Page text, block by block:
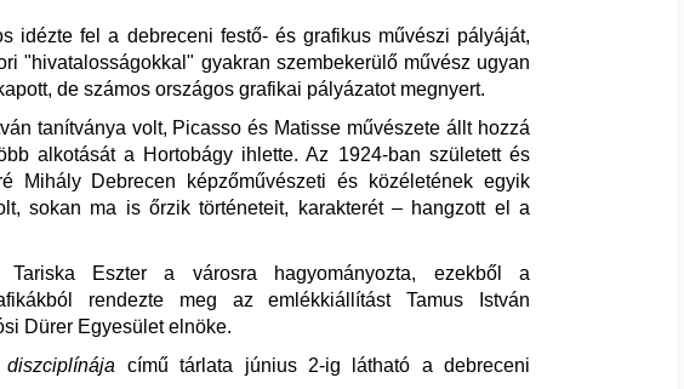
idézte fel a debreceni festő- és grafikus művészi pályáját,
"hivatalosságokkal" gyakran szembekerülő művész ugyan
de számos országos grafikai pályázatot megnyert.
tanítványa volt, Picasso és Matisse művészete állt hozzá
alkotását a Hortobágy ihlette. Az 1924-ban született és
Mihály Debrecen képzőművészeti és közéletének egyik
sokan ma is őrzik történeteit, karakterét – hangzott el a
Tariska Eszter a városra hagyományozta, ezekből a
rendezte meg az emlékkiállítást Tamus István
Dürer Egyesület elnöke.
című tárlata június 2-ig látható a debreceni